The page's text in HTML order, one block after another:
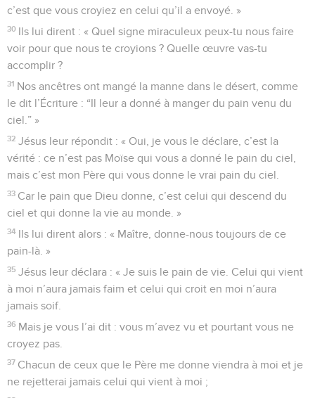
c’est que vous croyiez en celui qu’il a envoyé. »
30 Ils lui dirent : « Quel signe miraculeux peux-tu nous faire
voir pour que nous te croyions ? Quelle œuvre vas-tu
accomplir ?
31 Nos ancêtres ont mangé la manne dans le désert, comme
le dit l’Écriture : “Il leur a donné à manger du pain venu du
ciel.” »
32 Jésus leur répondit : « Oui, je vous le déclare, c’est la
vérité : ce n’est pas Moïse qui vous a donné le pain du ciel,
mais c’est mon Père qui vous donne le vrai pain du ciel.
33 Car le pain que Dieu donne, c’est celui qui descend du
ciel et qui donne la vie au monde. »
34 Ils lui dirent alors : « Maître, donne-nous toujours de ce
pain-là. »
35 Jésus leur déclara : « Je suis le pain de vie. Celui qui vient
à moi n’aura jamais faim et celui qui croit en moi n’aura
jamais soif.
36 Mais je vous l’ai dit : vous m’avez vu et pourtant vous ne
croyez pas.
37 Chacun de ceux que le Père me donne viendra à moi et je
ne rejetterai jamais celui qui vient à moi ;